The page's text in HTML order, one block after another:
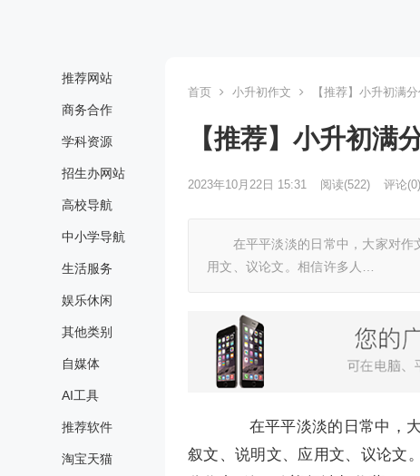
推荐网站
商务合作
学科资源
招生办网站
高校导航
中小学导航
生活服务
娱乐休闲
其他类别
自媒体
AI工具
推荐软件
淘宝天猫
首页 小升初作文 【推荐】小升初满
【推荐】小升初满
2023年10月22日 15:31 阅读(522) 评论(0)
在平平淡淡的日常中，大家对作
用文、议论文。相信许多人…
在平平淡淡的日常中，大
叙文、说明文、应用文、议论文